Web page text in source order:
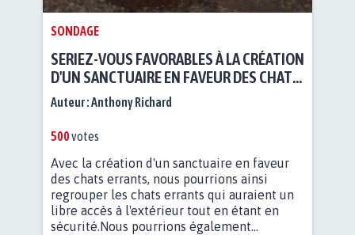
SONDAGE
SERIEZ-VOUS FAVORABLES À LA CRÉATION
D'UN SANCTUAIRE EN FAVEUR DES CHATS
ERRANTS DE BARLIN ?
Auteur :Anthony Richard
500votes
Avec la création d'un sanctuaire en faveur
des chats errants, nous pourrions ainsi
regrouper les chats errants qui auraient un
libre accès à l'extérieur tout en étant en
sécurité.Nous pourrions également...